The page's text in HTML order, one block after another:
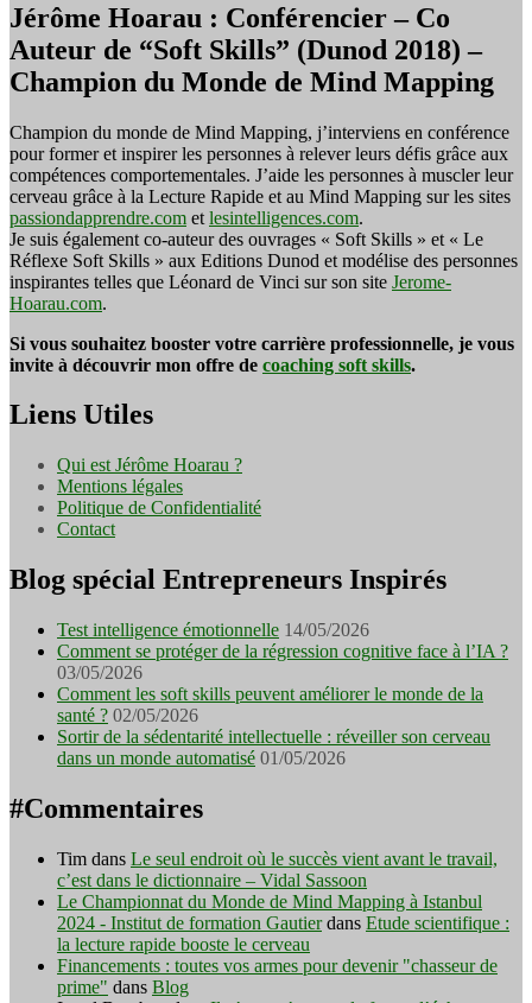
Jérôme Hoarau : Conférencier – Co
Auteur de “Soft Skills” (Dunod 2018) –
Champion du Monde de Mind Mapping
Champion du monde de Mind Mapping, j’interviens en conférence
pour former et inspirer les personnes à relever leurs défis grâce aux
compétences comportementales. J’aide les personnes à muscler leur
cerveau grâce à la Lecture Rapide et au Mind Mapping sur les sites
passiondapprendre.com et lesintelligences.com.
Je suis également co-auteur des ouvrages « Soft Skills » et « Le
Réflexe Soft Skills » aux Editions Dunod et modélise des personnes
inspirantes telles que Léonard de Vinci sur son site Jerome-
Hoarau.com.
Si vous souhaitez booster votre carrière professionnelle, je vous
invite à découvrir mon offre de coaching soft skills.
Liens Utiles
Qui est Jérôme Hoarau ?
Mentions légales
Politique de Confidentialité
Contact
Blog spécial Entrepreneurs Inspirés
Test intelligence émotionnelle 14/05/2026
Comment se protéger de la régression cognitive face à l’IA ?
03/05/2026
Comment les soft skills peuvent améliorer le monde de la
santé ? 02/05/2026
Sortir de la sédentarité intellectuelle : réveiller son cerveau
dans un monde automatisé 01/05/2026
#Commentaires
Tim dans Le seul endroit où le succès vient avant le travail,
c’est dans le dictionnaire – Vidal Sassoon
Le Championnat du Monde de Mind Mapping à Istanbul
2024 - Institut de formation Gautierdans Etude scientifique :
la lecture rapide booste le cerveau
Financements : toutes vos armes pour devenir "chasseur de
prime" dans Blog